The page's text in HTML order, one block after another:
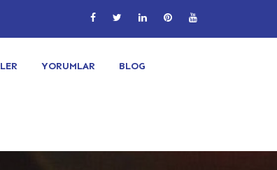
YORUMLAR BLOG